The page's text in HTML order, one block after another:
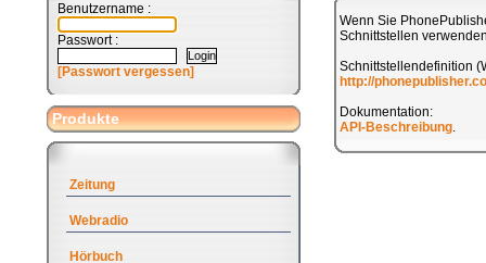
Benutzername :
Passwort :
[Passwort vergessen]
Produkte
Zeitung
Webradio
Hörbuch
Wenn Sie
Schnittstellen
Schnittstellendefinition
http://
Dokumentation:
API-Beschreibung.